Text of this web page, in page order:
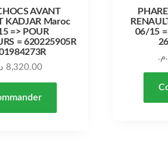
AVANT
KADJAR Maroc
=> POUR
= 620225905R
8,320.00
06/15